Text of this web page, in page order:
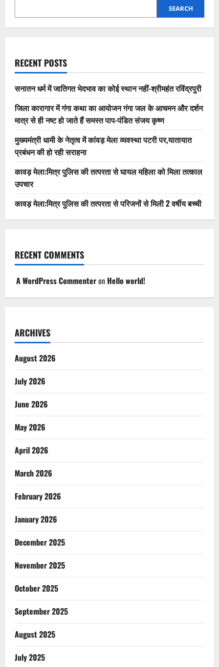
SEARCH
RECENT POSTS
सनातन धर्म में जातिगत भेदभाव का कोई स्थान नहीं-श्रीमहंत रविंद्रपुरी
जिला कारागार में गंगा कथा का आयोजन गंगा जल के आचमन और दर्शन
मात्र से ही नष्ट हो जाते हैं समस्त पाप-पंडित संजय कृष्ण
मुख्यमंत्री धामी के नेतृत्व में कांवड़ मेला व्यवस्था पटरी पर,यातायात
प्रबंधन की हो रही सराहना
कावड़ मेला:मित्र पुलिस की तत्परता से घायल महिला को मिला तत्काल
उपचार
कावड़ मेला:मित्र पुलिस की तत्परता से परिजनों से मिली 2 वर्षीय बच्ची
RECENT COMMENTS
A WordPress Commenteron Hello world!
ARCHIVES
August 2026
July 2026
June 2026
May 2026
April 2026
March 2026
February 2026
January 2026
December 2025
November 2025
October 2025
September 2025
August 2025
July 2025